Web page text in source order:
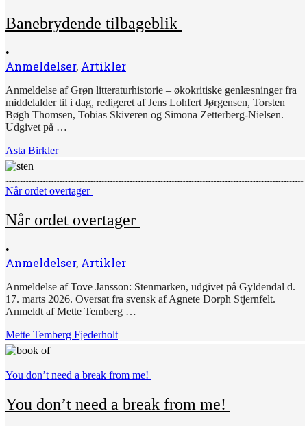
Banebrydende tilbageblik
•
Anmeldelser, Artikler
Anmeldelse af Grøn litteraturhistorie – økokritiske genlæsninger fra
middelalder til i dag, redigeret af Jens Lohfert Jørgensen, Torsten
Bøgh Thomsen, Tobias Skiveren og Simona Zetterberg-Nielsen.
Udgivet på …
Asta Birkler
Når ordet overtager
Når ordet overtager
•
Anmeldelser, Artikler
Anmeldelse af Tove Jansson: Stenmarken, udgivet på Gyldendal d.
17. marts 2026. Oversat fra svensk af Agnete Dorph Stjernfelt.
Anmeldt af Mette Temberg …
Mette Temberg Fjederholt
You don’t need a break from me!
You don’t need a break from me!